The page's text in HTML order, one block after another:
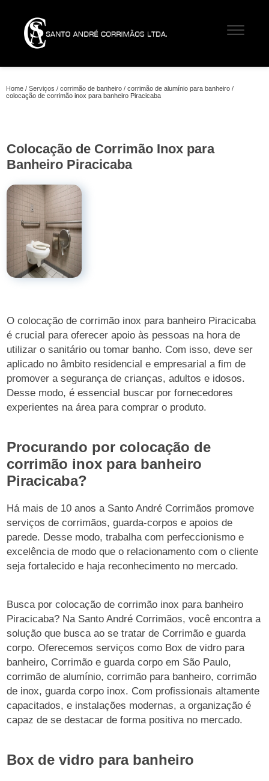
Home Serviços corrimão de banheiro
corrimão de alumínio para banheiro
colocação de corrimão inox para banheiro Piracicaba
Colocação de Corrimão Inox para
Banheiro Piracicaba
O colocação de corrimão inox para banheiro Piracicaba
é crucial para oferecer apoio às pessoas na hora de
utilizar o sanitário ou tomar banho. Com isso, deve ser
aplicado no âmbito residencial e empresarial a fim de
promover a segurança de crianças, adultos e idosos.
Desse modo, é essencial buscar por fornecedores
experientes na área para comprar o produto.
Procurando por colocação de
corrimão inox para banheiro
Piracicaba?
Há mais de 10 anos a Santo André Corrimãos promove
serviços de corrimãos, guarda-corpos e apoios de
parede. Desse modo, trabalha com perfeccionismo e
excelência de modo que o relacionamento com o cliente
seja fortalecido e haja reconhecimento no mercado.
Busca por colocação de corrimão inox para banheiro
Piracicaba? Na Santo André Corrimãos, você encontra a
solução que busca ao se tratar de Corrimão e guarda
corpo. Oferecemos serviços como Box de vidro para
banheiro, Corrimão e guarda corpo em São Paulo,
corrimão de alumínio, corrimão para banheiro, corrimão
de inox, guarda corpo inox. Com profissionais altamente
capacitados, e instalações modernas, a organização é
capaz de se destacar de forma positiva no mercado.
Box de vidro para banheiro